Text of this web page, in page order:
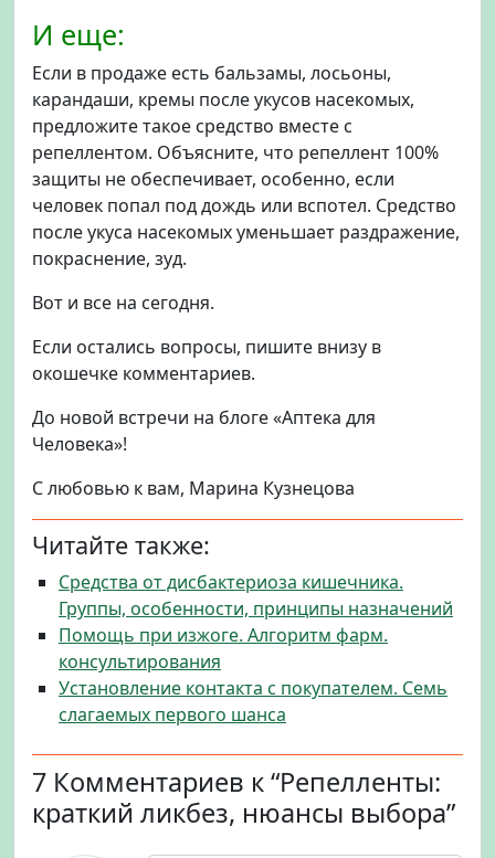
И еще:
Если в продаже есть бальзамы, лосьоны,
карандаши, кремы после укусов насекомых,
предложите такое средство вместе с
репеллентом. Объясните, что репеллент 100%
защиты не обеспечивает, особенно, если
человек попал под дождь или вспотел. Средство
после укуса насекомых уменьшает раздражение,
покраснение, зуд.
Вот и все на сегодня.
Если остались вопросы, пишите внизу в
окошечке комментариев.
До новой встречи на блоге «Аптека для
Человека»!
С любовью к вам, Марина Кузнецова
Читайте также:
Средства от дисбактериоза кишечника.
Группы, особенности, принципы назначений
Помощь при изжоге. Алгоритм фарм.
консультирования
Установление контакта с покупателем. Семь
слагаемых первого шанса
7 Комментариев к “Репелленты:
краткий ликбез, нюансы выбора”